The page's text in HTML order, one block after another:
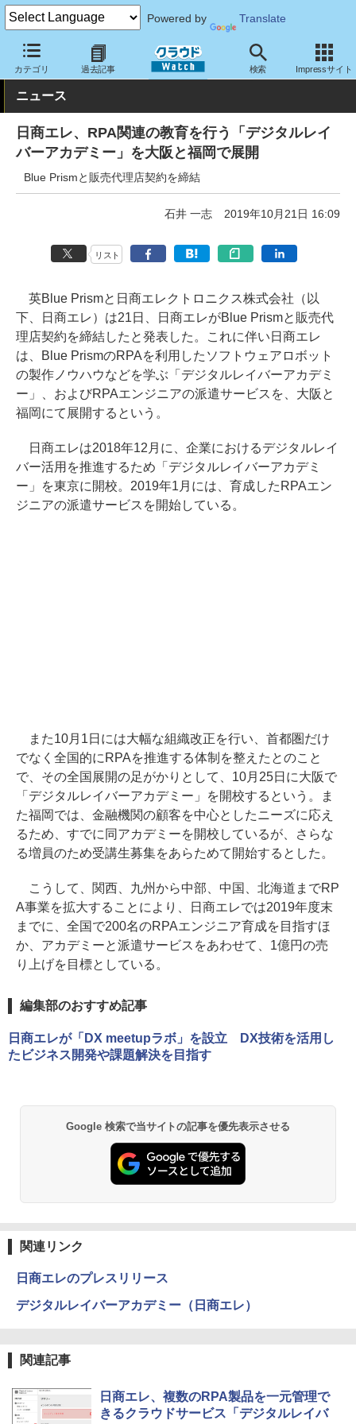
Powered by Translate
カテゴリ 過去記事 検索 Impressサイト
クラウド Watch トピック 事業戦略
ニュース
日商エレ、RPA関連の教育を行う「デジタルレイ
バーアカデミー」を大阪と福岡で展開
Blue Prismと販売代理店契約を締結
石井 一志 2019年10月21日 16:09
リスト
英Blue Prismと日商エレクトロニクス株式会社（以
下、日商エレ）は21日、日商エレがBlue Prismと販売代
理店契約を締結したと発表した。これに伴い日商エレ
は、Blue PrismのRPAを利用したソフトウェアロボット
の製作ノウハウなどを学ぶ「デジタルレイバーアカデミ
ー」、およびRPAエンジニアの派遣サービスを、大阪と
福岡にて展開するという。
日商エレは2018年12月に、企業におけるデジタルレイ
バー活用を推進するため「デジタルレイバーアカデミ
ー」を東京に開校。2019年1月には、育成したRPAエン
ジニアの派遣サービスを開始している。
また10月1日には大幅な組織改正を行い、首都圏だけ
でなく全国的にRPAを推進する体制を整えたとのこと
で、その全国展開の足がかりとして、10月25日に大阪で
「デジタルレイバーアカデミー」を開校するという。ま
た福岡では、金融機関の顧客を中心としたニーズに応え
るため、すでに同アカデミーを開校しているが、さらな
る増員のため受講生募集をあらためて開始するとした。
こうして、関西、九州から中部、中国、北海道までRP
A事業を拡大することにより、日商エレでは2019年度末
までに、全国で200名のRPAエンジニア育成を目指すほ
か、アカデミーと派遣サービスをあわせて、1億円の売
り上げを目標としている。
編集部のおすすめ記事
日商エレが「DX meetupラボ」を設立 DX技術を活用し
たビジネス開発や課題解決を目指す
Google 検索で当サイトの記事を優先表示させる
関連リンク
日商エレのプレスリリース
デジタルレイバーアカデミー（日商エレ）
関連記事
日商エレ、複数のRPA製品を一元管理で
きるクラウドサービス「デジタルレイバ